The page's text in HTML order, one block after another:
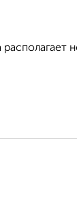
располагает